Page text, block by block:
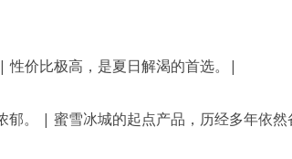
性价比极高，是夏日解渴的首选。|
郁。 | 蜜雪冰城的起点产品，历经多年依然